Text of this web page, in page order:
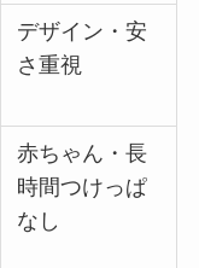
デザイン・安
さ重視
赤ちゃん・長
時間つけっぱ
なし